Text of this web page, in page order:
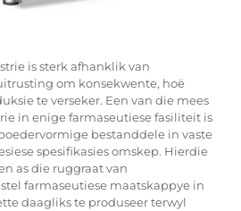
is sterk afhanklik van
om konsekwente, hoë
te verseker. Een van die mees
in enige farmaseutiese fasiliteit is
bestanddele in vaste
spesifikasies omskep. Hierdie
as die ruggraat van
farmaseutiese maatskappye in
daagliks te produseer terwyl